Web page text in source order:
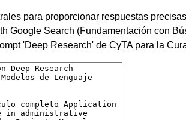
para proporcionar respuestas
Google Search (Fundamentación con
'Deep Research' de CyTA para la